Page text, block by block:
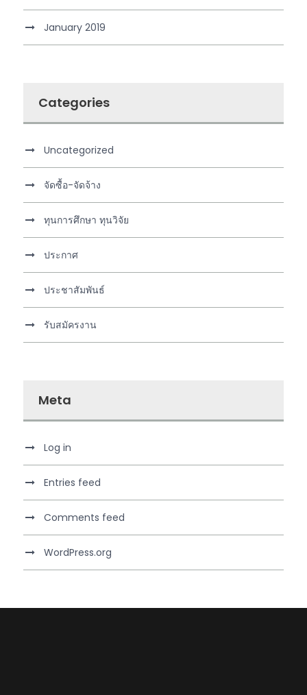
January 2019
Categories
Uncategorized
จัดซื้อ-จัดจ้าง
ทุนการศึกษา ทุนวิจัย
ประกาศ
ประชาสัมพันธ์
รับสมัครงาน
Meta
Log in
Entries feed
Comments feed
WordPress.org